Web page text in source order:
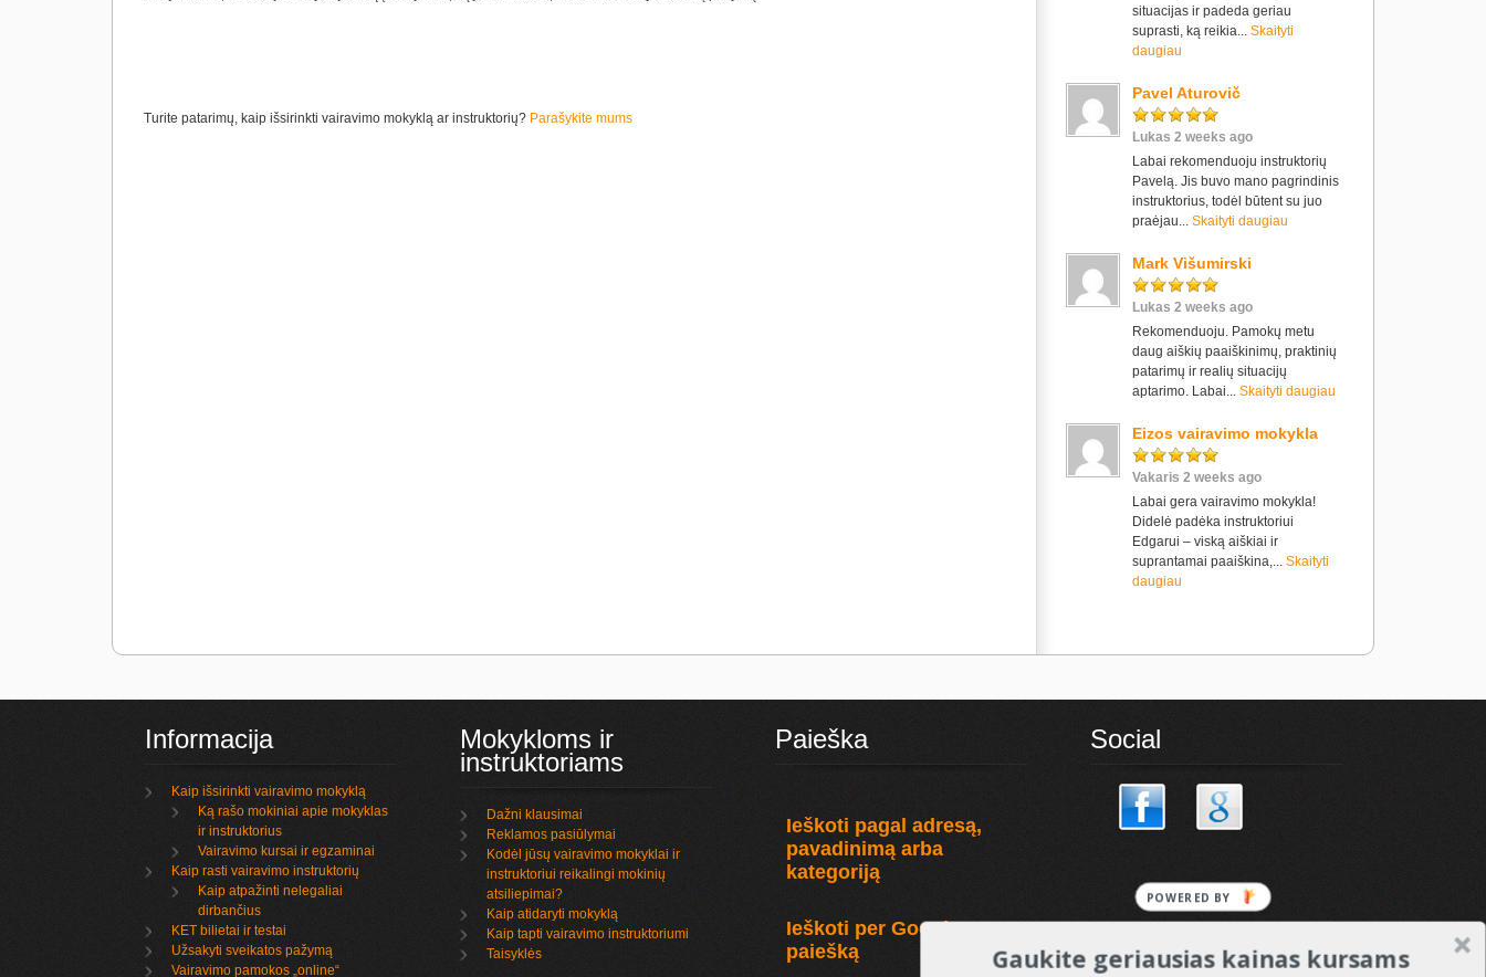
Turite patarimų, kaip išsirinkti vairavimo mokyklą ar instruktorių? Parašykite mums
situacijas ir padeda geriau
suprasti, ką reikia... Skaityti
daugiau
Pavel Aturovič
Lukas 2 weeks ago
Labai rekomenduoju instruktorių
Pavelą. Jis buvo mano pagrindinis
instruktorius, todėl būtent su juo
praėjau... Skaityti daugiau
Mark Višumirski
Lukas 2 weeks ago
Rekomenduoju. Pamokų metu
daug aiškių paaiškinimų, praktinių
patarimų ir realių situacijų
aptarimo. Labai... Skaityti daugiau
Eizos vairavimo mokykla
Vakaris 2 weeks ago
Labai gera vairavimo mokykla!
Didelė padėka instruktoriui
Edgarui – viską aiškiai ir
suprantamai paaiškina,... Skaityti
daugiau
Informacija
Kaip išsirinkti vairavimo mokyklą
Ką rašo mokiniai apie mokyklas
ir instruktorius
Vairavimo kursai ir egzaminai
Kaip rasti vairavimo instruktorių
Kaip atpažinti nelegaliai
dirbančius
KET bilietai ir testai
Užsakyti sveikatos pažymą
Vairavimo pamokos „online“
Mokykloms ir
instruktoriams
Dažni klausimai
Reklamos pasiūlymai
Kodėl jūsų vairavimo mokyklai ir
instruktoriui reikalingi mokinių
atsiliepimai?
Kaip atidaryti mokyklą
Kaip tapti vairavimo instruktoriumi
Taisyklės
Paieška
Ieškoti pagal adresą,
pavadinimą arba
kategoriją
Ieškoti per Google
paiešką
Social
Gaukite geriausias kainas kursams
POWERED BY